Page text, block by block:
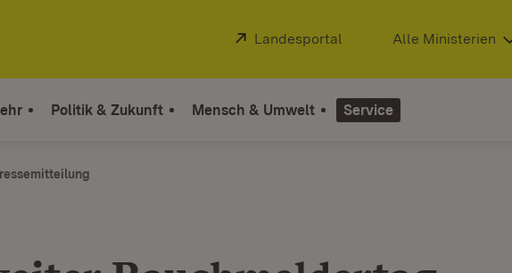
Extern:
Landesportal (Öffnet in neuem Fenster)
Alle Ministerien
Politik & Zukunft Mensch & Umwelt Service